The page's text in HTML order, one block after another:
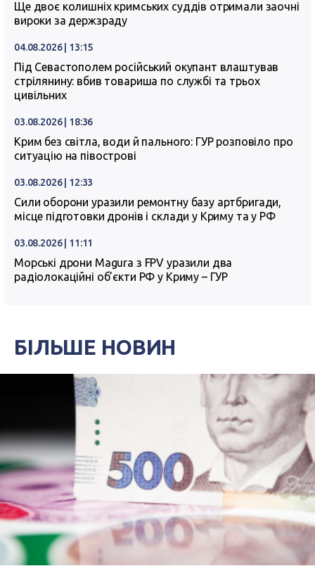
Ще двоє колишніх кримських суддів отримали заочні
вироки за держзраду
04.08.2026 | 13:15
Під Севастополем російський окупант влаштував
стрілянину: вбив товариша по службі та трьох
цивільних
03.08.2026 | 18:36
Крим без світла, води й пального: ГУР розповіло про
ситуацію на півострові
03.08.2026 | 12:33
Сили оборони уразили ремонтну базу артбригади,
місце підготовки дронів і склади у Криму та у РФ
03.08.2026 | 11:11
Морські дрони Magura з FPV уразили два
радіолокаційні об’єкти РФ у Криму – ГУР
БІЛЬШЕ НОВИН